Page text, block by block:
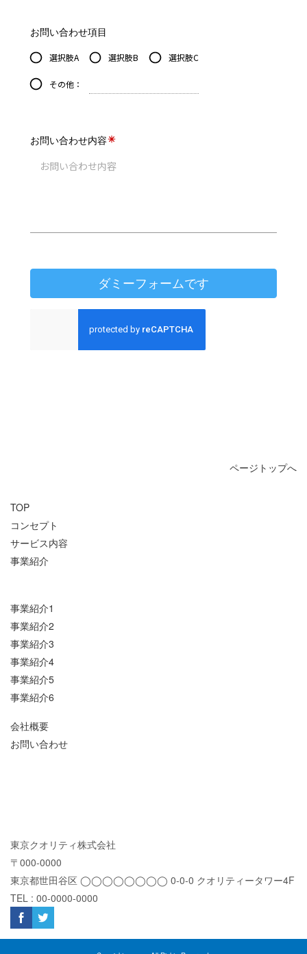
ページトップへ
TOP
コンセプト
サービス内容
事業紹介
事業紹介1
事業紹介2
事業紹介3
事業紹介4
事業紹介5
事業紹介6
会社概要
お問い合わせ
東京クオリティ株式会社
〒000-0000
東京都世田谷区 ◯◯◯◯◯◯◯◯ 0-0-0 クオリティータワー4F
TEL : 00-0000-0000